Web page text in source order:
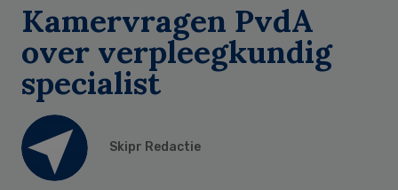
Kamervragen PvdA
over verpleegkundig
specialist
Skipr Redactie